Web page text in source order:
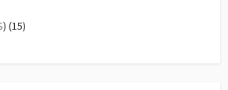
) (15)